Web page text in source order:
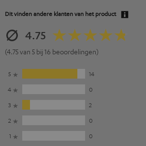
Dit vinden andere klanten van het product
4.75
(4.75 van 5 bij 16 beoordelingen)
5
14
4
0
3
2
2
0
1
0